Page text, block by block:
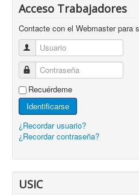
Acceso Trabajadores
Contacte con el Webmaster para
Usuario
Contraseña
Recuérdeme
Identificarse
¿Recordar usuario?
¿Recordar contraseña?
USIC